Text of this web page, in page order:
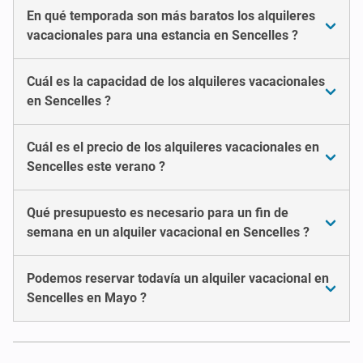
En qué temporada son más baratos los alquileres
vacacionales para una estancia en Sencelles ?
Cuál es la capacidad de los alquileres vacacionales
en Sencelles ?
Cuál es el precio de los alquileres vacacionales en
Sencelles este verano ?
Qué presupuesto es necesario para un fin de
semana en un alquiler vacacional en Sencelles ?
Podemos reservar todavía un alquiler vacacional en
Sencelles en Mayo ?